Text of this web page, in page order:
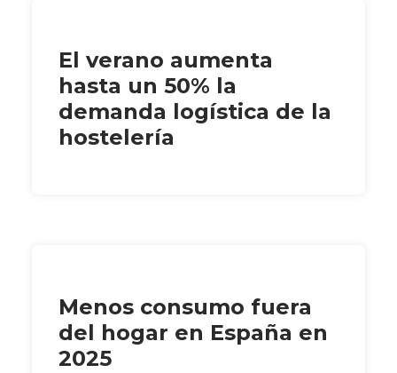
El verano aumenta
hasta un 50% la
demanda logística de la
hostelería
Menos consumo fuera
del hogar en España en
2025